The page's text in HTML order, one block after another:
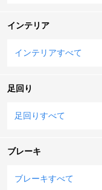
インテリア
インテリアすべて
足回り
足回りすべて
ブレーキ
ブレーキすべて